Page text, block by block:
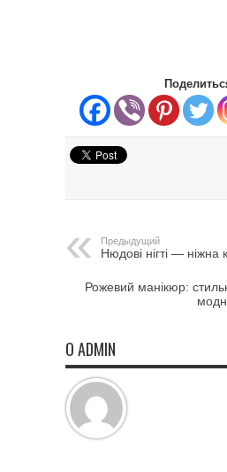
Предыдущий
Нюдові нігті — ніжна
Рожевий манікюр:
О ADMIN